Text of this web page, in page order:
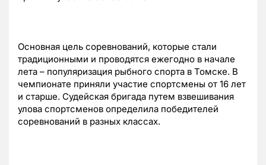
Основная цель соревнований, которые стали
традиционными и проводятся ежегодно в начале
лета – популяризация рыбного спорта в Томске. В
чемпионате приняли участие спортсмены от 16 лет
и старше. Судейская бригада путем взвешивания
улова спортсменов определила победителей
соревнований в разных классах.